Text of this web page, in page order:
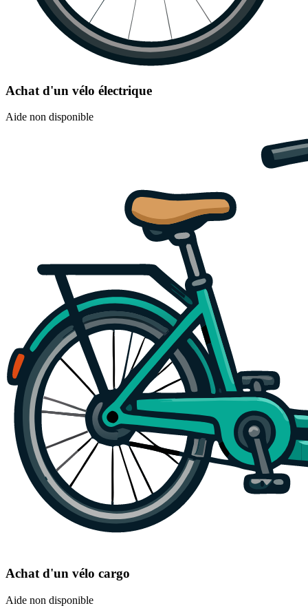
Achat d'un vélo électrique
Aide non disponible
Achat d'un vélo cargo
Aide non disponible